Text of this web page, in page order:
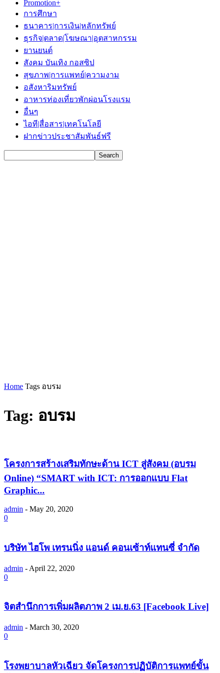
Promotion+
การศึกษา
ธนาคาร|การเงิน|หลักทรัพย์
ธุรกิจ|ตลาด|โฆษณา|อุตสาหกรรม
ยานยนต์
สังคม บันเทิง กอสซิป
สุขภาพ|การแพทย์|ความงาม
อสังหาริมทรัพย์
อาหารท่องเที่ยวพักผ่อนโรงแรม
อื่นๆ
ไอที|สื่อสาร|เทคโนโลยี
ฝากข่าวประชาสัมพันธ์ฟรี
Home Tags อบรม
Tag: อบรม
โครงการสร้างเสริมทักษะด้าน ICT สู่สังคม (อบรม
Online) “SMART with ICT: การออกแบบ Flat
Graphic...
admin - May 20, 2020
0
บริษัท ไฮโพ เทรนนิ่ง แอนด์ คอนเซ้าท์แทนซี่ จำกัด
admin - April 22, 2020
0
จิตสำนึกการเพิ่มผลิตภาพ 2 เม.ย.63 [Facebook Live]
admin - March 30, 2020
0
โรงพยาบาลหัวเฉียว จัดโครงการปฏิบัติการแพทย์ขั้น